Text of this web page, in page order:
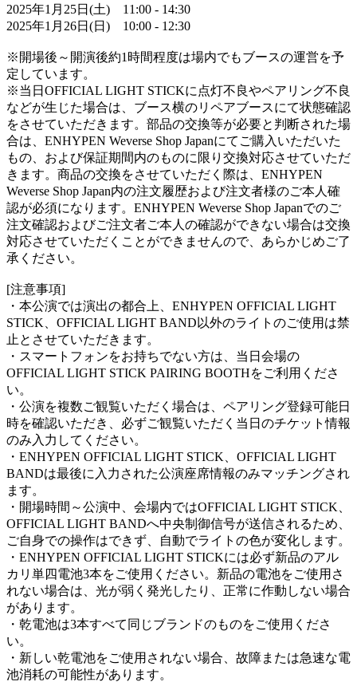
2025年1月25日(土) 11:00 - 14:30
2025年1月26日(日) 10:00 - 12:30
※開場後～開演後約1時間程度は場内でもブースの運営を予
定しています。
※当日OFFICIAL LIGHT STICKに点灯不良やペアリング不良
などが生じた場合は、ブース横のリペアブースにて状態確認
をさせていただきます。部品の交換等が必要と判断された場
合は、ENHYPEN Weverse Shop Japanにてご購入いただいた
もの、および保証期間内のものに限り交換対応させていただ
きます。商品の交換をさせていただく際は、ENHYPEN
Weverse Shop Japan内の注文履歴および注文者様のご本人確
認が必須になります。ENHYPEN Weverse Shop Japanでのご
注文確認およびご注文者ご本人の確認ができない場合は交換
対応させていただくことができませんので、あらかじめご了
承ください。
[注意事項]
・本公演では演出の都合上、ENHYPEN OFFICIAL LIGHT
STICK、OFFICIAL LIGHT BAND以外のライトのご使用は禁
止とさせていただきます。
・スマートフォンをお持ちでない方は、当日会場の
OFFICIAL LIGHT STICK PAIRING BOOTHをご利用くださ
い。
・公演を複数ご観覧いただく場合は、ペアリング登録可能日
時を確認いただき、必ずご観覧いただく当日のチケット情報
のみ入力してください。
・ENHYPEN OFFICIAL LIGHT STICK、OFFICIAL LIGHT
BANDは最後に入力された公演座席情報のみマッチングされ
ます。
・開場時間～公演中、会場内ではOFFICIAL LIGHT STICK、
OFFICIAL LIGHT BANDへ中央制御信号が送信されるため、
ご自身での操作はできず、自動でライトの色が変化します。
・ENHYPEN OFFICIAL LIGHT STICKには必ず新品のアル
カリ単四電池3本をご使用ください。新品の電池をご使用さ
れない場合は、光が弱く発光したり、正常に作動しない場合
があります。
・乾電池は3本すべて同じブランドのものをご使用くださ
い。
・新しい乾電池をご使用されない場合、故障または急速な電
池消耗の可能性があります。